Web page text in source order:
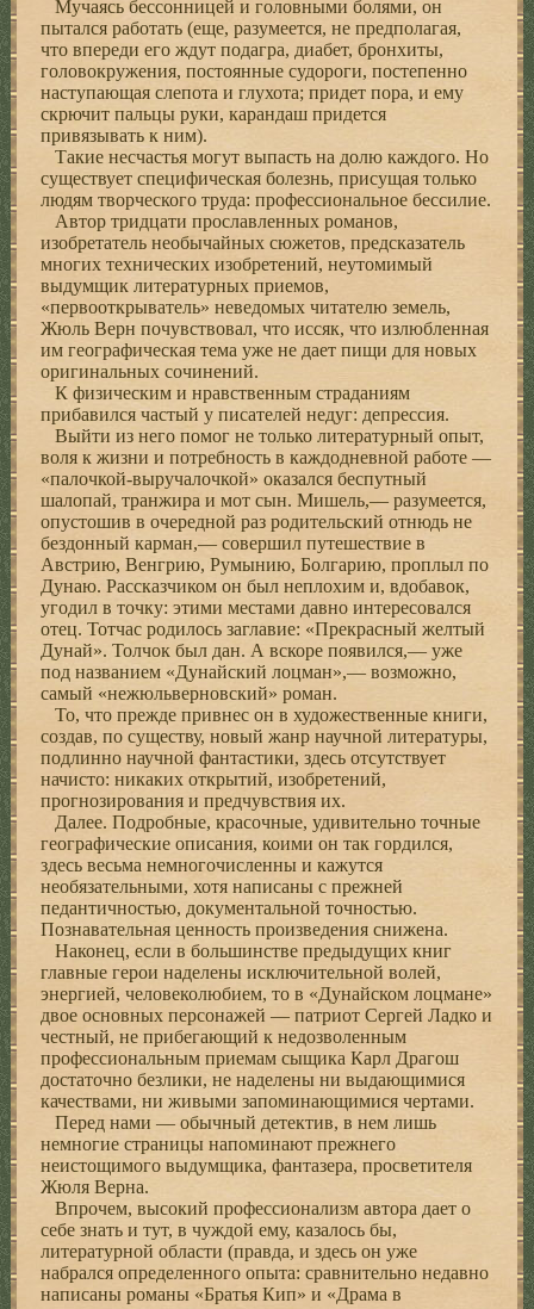
Мучаясь бессонницей и головными болями, он
пытался работать (еще, разумеется, не предполагая,
что впереди его ждут подагра, диабет, бронхиты,
головокружения, постоянные судороги, постепенно
наступающая слепота и глухота; придет пора, и ему
скрючит пальцы руки, карандаш придется
привязывать к ним).
Такие несчастья могут выпасть на долю каждого. Но
существует специфическая болезнь, присущая только
людям творческого труда: профессиональное бессилие.
Автор тридцати прославленных романов,
изобретатель необычайных сюжетов, предсказатель
многих технических изобретений, неутомимый
выдумщик литературных приемов,
«первооткрыватель» неведомых читателю земель,
Жюль Верн почувствовал, что иссяк, что излюбленная
им географическая тема уже не дает пищи для новых
оригинальных сочинений.
К физическим и нравственным страданиям
прибавился частый у писателей недуг: депрессия.
Выйти из него помог не только литературный опыт,
воля к жизни и потребность в каждодневной работе —
«палочкой-выручалочкой» оказался беспутный
шалопай, транжира и мот сын. Мишель,— разумеется,
опустошив в очередной раз родительский отнюдь не
бездонный карман,— совершил путешествие в
Австрию, Венгрию, Румынию, Болгарию, проплыл по
Дунаю. Рассказчиком он был неплохим и, вдобавок,
угодил в точку: этими местами давно интересовался
отец. Тотчас родилось заглавие: «Прекрасный желтый
Дунай». Толчок был дан. А вскоре появился,— уже
под названием «Дунайский лоцман»,— возможно,
самый «нежюльверновский» роман.
То, что прежде привнес он в художественные книги,
создав, по существу, новый жанр научной литературы,
подлинно научной фантастики, здесь отсутствует
начисто: никаких открытий, изобретений,
прогнозирования и предчувствия их.
Далее. Подробные, красочные, удивительно точные
географические описания, коими он так гордился,
здесь весьма немногочисленны и кажутся
необязательными, хотя написаны с прежней
педантичностью, документальной точностью.
Познавательная ценность произведения снижена.
Наконец, если в большинстве предыдущих книг
главные герои наделены исключительной волей,
энергией, человеколюбием, то в «Дунайском лоцмане»
двое основных персонажей — патриот Сергей Ладко и
честный, не прибегающий к недозволенным
профессиональным приемам сыщика Карл Драгош
достаточно безлики, не наделены ни выдающимися
качествами, ни живыми запоминающимися чертами.
Перед нами — обычный детектив, в нем лишь
немногие страницы напоминают прежнего
неистощимого выдумщика, фантазера, просветителя
Жюля Верна.
Впрочем, высокий профессионализм автора дает о
себе знать и тут, в чуждой ему, казалось бы,
литературной области (правда, и здесь он уже
набрался определенного опыта: сравнительно недавно
написаны романы «Братья Кип» и «Драма в